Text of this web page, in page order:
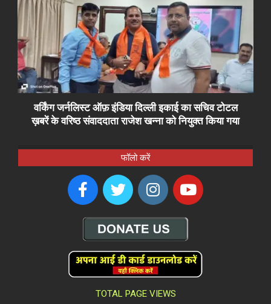
वर्किंग जर्नलिस्ट ऑफ़ इंडिया दिल्ली इकाई का सचिव टोटल
ख़बरें के वरिष्ठ संवाददाता राजेश खन्ना को नियुक्त किया गया
फॉलो करें
TOTAL PAGE VIEWS